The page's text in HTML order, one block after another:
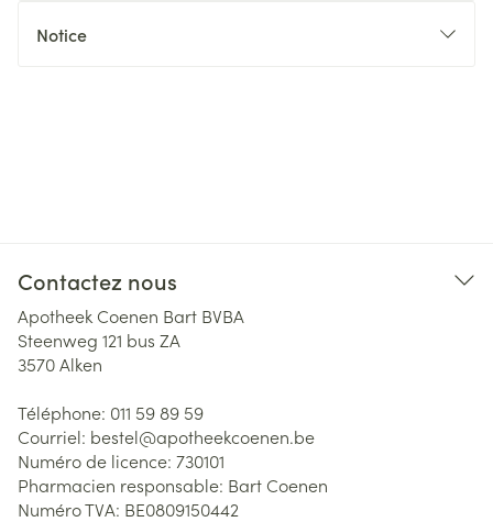
Notice
Contactez nous
Apotheek Coenen Bart BVBA
Steenweg 121 bus ZA
3570Alken
Téléphone: 011 59 89 59
Courriel: bestel@apotheekcoenen.be
Numéro de licence: 730101
Pharmacien responsable: Bart Coenen
Numéro TVA: BE0809150442